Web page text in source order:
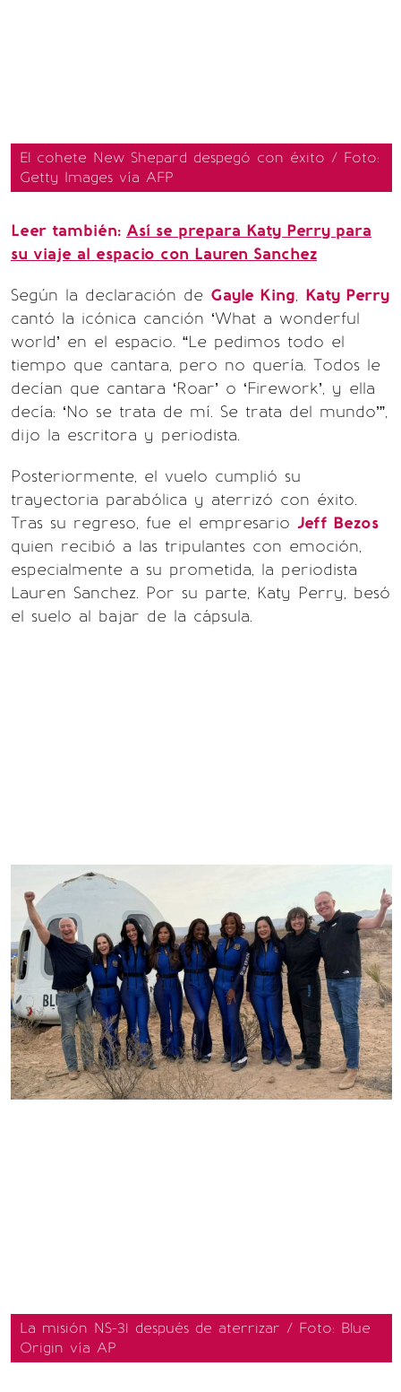
El cohete New Shepard despegó con éxito / Foto:
Getty Images vía AFP
Leer también: Así se prepara Katy Perry para
su viaje al espacio con Lauren Sanchez
Según la declaración de Gayle King, Katy Perry
cantó la icónica canción ‘What a wonderful
world’ en el espacio. “Le pedimos todo el
tiempo que cantara, pero no quería. Todos le
decían que cantara ‘Roar’ o ‘Firework’, y ella
decía: ‘No se trata de mí. Se trata del mundo’”,
dijo la escritora y periodista.
Posteriormente, el vuelo cumplió su
trayectoria parabólica y aterrizó con éxito.
Tras su regreso, fue el empresario Jeff Bezos
quien recibió a las tripulantes con emoción,
especialmente a su prometida, la periodista
Lauren Sanchez. Por su parte, Katy Perry, besó
el suelo al bajar de la cápsula.
La misión NS-31 después de aterrizar / Foto: Blue
Origin vía AP